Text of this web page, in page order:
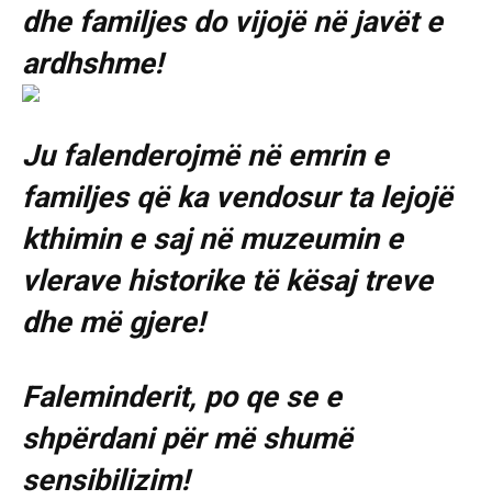
dhe familjes do vijojë në javët e
ardhshme!
Ju falenderojmë në emrin e
familjes që ka vendosur ta lejojë
kthimin e saj në muzeumin e
vlerave historike të kësaj treve
dhe më gjere!
Faleminderit, po qe se e
shpërdani për më shumë
sensibilizim!